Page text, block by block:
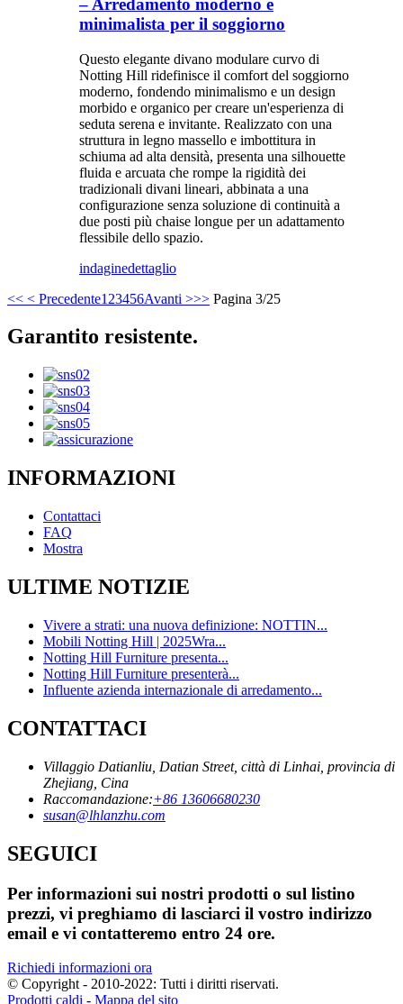
– Arredamento moderno e
minimalista per il soggiorno
Questo elegante divano modulare curvo di
Notting Hill ridefinisce il comfort del soggiorno
moderno, fondendo minimalismo e un design
morbido e organico per creare un'esperienza di
seduta serena e invitante. Realizzato con una
struttura in legno massello e imbottitura in
schiuma ad alta densità, presenta una silhouette
fluida e arcuata che rompe la rigidità dei
tradizionali divani lineari, abbinata a una
configurazione senza soluzione di continuità a
due posti più chaise longue per un adattamento
flessibile dello spazio.
indaginedettaglio
<< < Precedente1 23456Avanti >>> Pagina 3/25
Garantito resistente.
INFORMAZIONI
Contattaci
FAQ
Mostra
ULTIME NOTIZIE
Vivere a strati: una nuova definizione: NOTTIN...
Mobili Notting Hill | 2025Wra...
Notting Hill Furniture presenta...
Notting Hill Furniture presenterà...
Influente azienda internazionale di arredamento...
CONTATTACI
Villaggio Datianliu, Datian Street, città di Linhai, provincia di
Zhejiang, Cina
Raccomandazione:+86 13606680230
susan@lhlanzhu.com
SEGUICI
Per informazioni sui nostri prodotti o sul listino
prezzi, vi preghiamo di lasciarci il vostro indirizzo
email e vi contatteremo entro 24 ore.
Richiedi informazioni ora
© Copyright - 2010-2022: Tutti i diritti riservati.
Prodotti caldi - Mappa del sito